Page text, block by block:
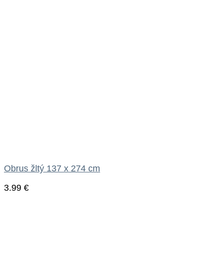
Obrus žltý 137 x 274 cm
3.99 €